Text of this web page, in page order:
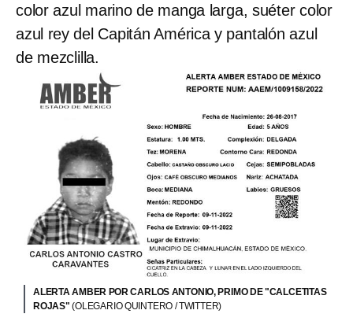
color azul marino de manga larga, suéter color
azul rey del Capitán América y pantalón azul
de mezclilla.
ALERTA AMBER POR CARLOS ANTONIO, PRIMO DE "CALCETITAS
ROJAS"(OLEGARIO QUINTERO / TWITTER)